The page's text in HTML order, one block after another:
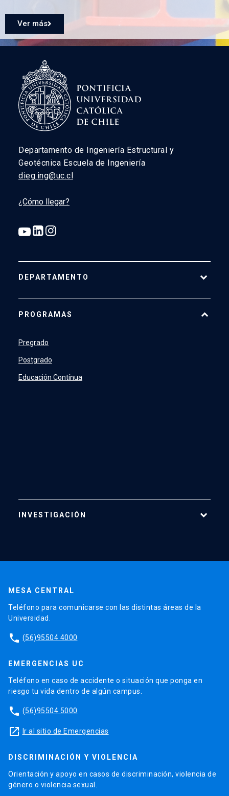
Ver más
Departamento de Ingeniería Estructural y
Geotécnica Escuela de Ingeniería
dieg.ing@uc.cl
¿Cómo llegar?
DEPARTAMENTO
Académicos
Profesionales y Administrativos
Estudiantes
PROGRAMAS
Pregrado
Postgrado
Educación Contínua
INVESTIGACIÓN
Centros
Proyectos
Laboratorios
MESA CENTRAL
Teléfono para comunicarse con las distintas áreas de la
Universidad.
phone (56)95504 4000
EMERGENCIAS UC
Teléfono en caso de accidente o situación que ponga en
riesgo tu vida dentro de algún campus.
phone (56)95504 5000
launch Ir al sitio de Emergencias
DISCRIMINACIÓN Y VIOLENCIA
Orientación y apoyo en casos de discriminación, violencia de
género o violencia sexual.